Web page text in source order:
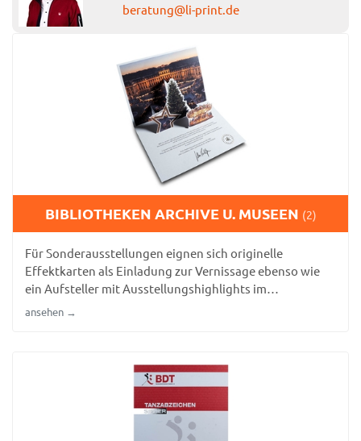
beratung@li-print.de
BIBLIOTHEKEN ARCHIVE U. MUSEEN (2)
Für Sonderausstellungen eignen sich originelle
Effektkarten als Einladung zur Vernissage ebenso wie
ein Aufsteller mit Ausstellungshighlights im
Eingangsbereich. Eine 3d Pop-Up Karte zu historischen
ansehen →